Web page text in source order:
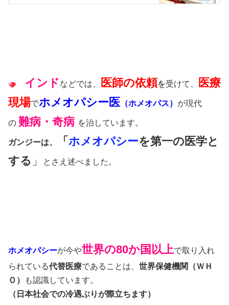
インドなどでは、 医師の依頼を受けて、
医療
現場でホメオパシー医 （ホメオパス） が現代
の 難病・奇病 を治しています。
ガンジーは、 「 ホメオパシーを第一の医学と
する 」 とさえ述べました。
ホメオパシーが今や世界の80か国以上で取り入れ
られている代替医療であることは、 世界保健機関（ＷＨ
Ｏ）
も認識しています。
（日本社会での冷遇ぶりが際立ちます）